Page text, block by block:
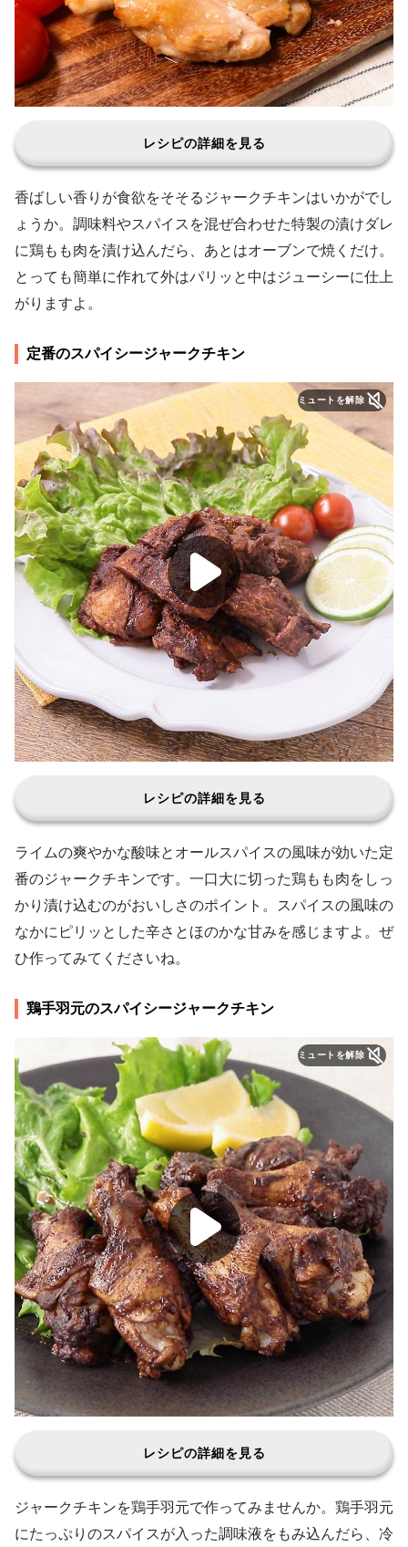
レシピの詳細を見る
香ばしい香りが食欲をそそるジャークチキンはいかがでし
ょうか。調味料やスパイスを混ぜ合わせた特製の漬けダレ
に鶏もも肉を漬け込んだら、あとはオーブンで焼くだけ。
とっても簡単に作れて外はパリッと中はジューシーに仕上
がりますよ。
定番のスパイシージャークチキン
ミュートを解除
レシピの詳細を見る
ライムの爽やかな酸味とオールスパイスの風味が効いた定
番のジャークチキンです。一口大に切った鶏もも肉をしっ
かり漬け込むのがおいしさのポイント。スパイスの風味の
なかにピリッとした辛さとほのかな甘みを感じますよ。ぜ
ひ作ってみてくださいね。
鶏手羽元のスパイシージャークチキン
ミュートを解除
レシピの詳細を見る
ジャークチキンを鶏手羽元で作ってみませんか。鶏手羽元
にたっぷりのスパイスが入った調味液をもみ込んだら、冷